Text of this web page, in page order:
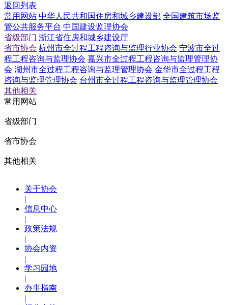
返回列表
常用网站 中华人民共和国住房和城乡建设部 全国建筑市场监
管公共服务平台 中国建设监理协会
省级部门 浙江省住房和城乡建设厅
省市协会 杭州市全过程工程咨询与监理行业协会 宁波市全过
程工程咨询与监理协会 嘉兴市全过程工程咨询与监理管理协
会 湖州市全过程工程咨询与监理管理协会 金华市全过程工程
咨询与监理管理协会 台州市全过程工程咨询与监理管理协会
其他相关
常用网站
省级部门
省市协会
其他相关
关于协会
|
信息中心
|
政策法规
|
协会内资
|
学习园地
|
办事指南
|